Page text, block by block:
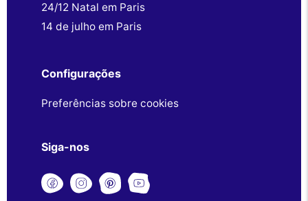
24/12 Natal em Paris
14 de julho em Paris
Configurações
Preferências sobre cookies
Siga-nos